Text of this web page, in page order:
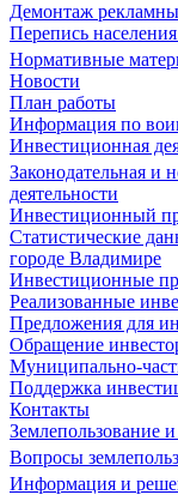
Демонтаж
Перепись
Нормативные
Новости
План работы
Информация по
Инвестиционная
Законодательная и
деятельности
Инвестиционный
Статистические
городе Владимире
Инвестиционные
Реализованные
Предложения для
Обращение
Муниципально-
Поддержка
Контакты
Землепользование и
Вопросы
Информация и